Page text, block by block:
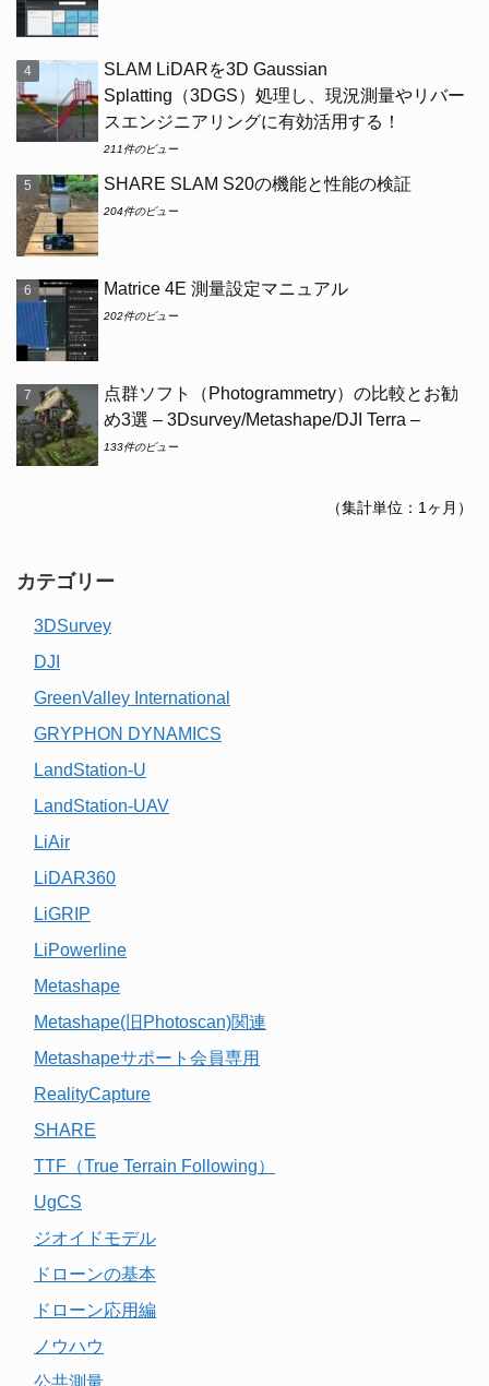
SLAM LiDARを3D Gaussian
Splatting（3DGS）処理し、現況測量やリバー
スエンジニアリングに有効活用する！
211件のビュー
SHARE SLAM S20の機能と性能の検証
204件のビュー
Matrice 4E 測量設定マニュアル
202件のビュー
点群ソフト（Photogrammetry）の比較とお勧
め3選 – 3Dsurvey/Metashape/DJI Terra –
133件のビュー
（集計単位：1ヶ月）
カテゴリー
3DSurvey
DJI
GreenValley International
GRYPHON DYNAMICS
LandStation-U
LandStation-UAV
LiAir
LiDAR360
LiGRIP
LiPowerline
Metashape
Metashape(旧Photoscan)関連
Metashapeサポート会員専用
RealityCapture
SHARE
TTF（True Terrain Following）
UgCS
ジオイドモデル
ドローンの基本
ドローン応用編
ノウハウ